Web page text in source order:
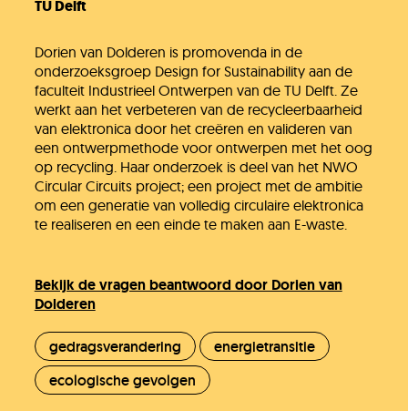
TU Delft
Dorien van Dolderen is promovenda in de
onderzoeksgroep Design for Sustainability aan de
faculteit Industrieel Ontwerpen van de TU Delft. Ze
werkt aan het verbeteren van de recycleerbaarheid
van elektronica door het creëren en valideren van
een ontwerpmethode voor ontwerpen met het oog
op recycling. Haar onderzoek is deel van het NWO
Circular Circuits project; een project met de ambitie
om een generatie van volledig circulaire elektronica
te realiseren en een einde te maken aan E-waste.
Bekijk de vragen beantwoord door Dorien van
Dolderen
gedragsverandering
energietransitie
ecologische gevolgen
Heb je het antwoord dat je zocht niet
gevonden?